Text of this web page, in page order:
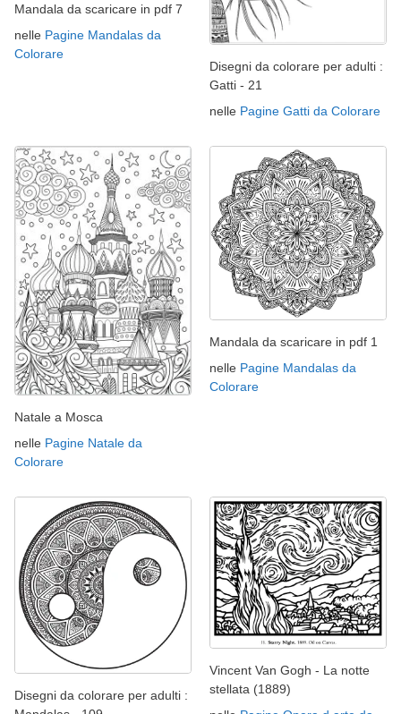
Mandala da scaricare in pdf 7
nelle Pagine Mandalas da
Colorare
Disegni da colorare per adulti :
Gatti - 21
nelle Pagine Gatti da Colorare
Natale a Mosca
nelle Pagine Natale da
Colorare
Mandala da scaricare in pdf 1
nelle Pagine Mandalas da
Colorare
Disegni da colorare per adulti :
Vincent Van Gogh - La notte
stellata (1889)